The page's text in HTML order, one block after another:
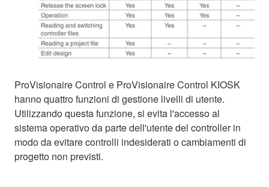
ProVisionaire Control e ProVisionaire Control KIOSK
hanno quattro funzioni di gestione livelli di utente.
Utilizzando questa funzione, si evita l'accesso al
sistema operativo da parte dell'utente del controller in
modo da evitare controlli indesiderati o cambiamenti di
progetto non previsti.